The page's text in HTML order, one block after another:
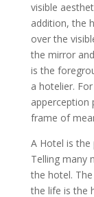
visible
addition, the
over the
the mirror
is the
a hotelier.
apperception
frame of
A Hotel is the
Telling many
the hotel.
the life is the